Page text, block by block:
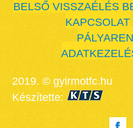
BELSŐ VISSZAÉLÉS
KAPCSOLAT
2019. © gyirmotfc.hu
Készítette: